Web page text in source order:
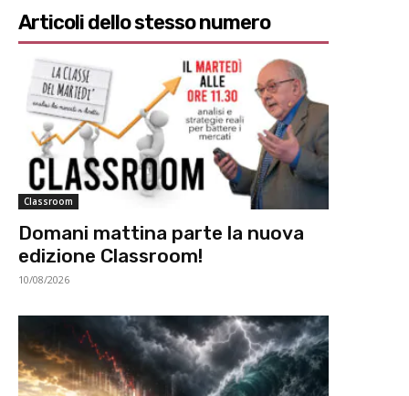
Articoli dello stesso numero
Classroom
Domani mattina parte la nuova
edizione Classroom!
10/08/2026